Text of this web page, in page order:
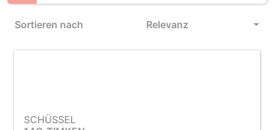
Sortieren nach Relevanz
SCHÜSSEL